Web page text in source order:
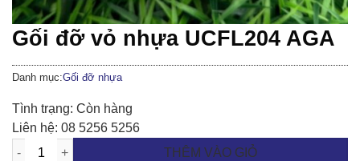
Gối đỡ vỏ nhựa UCFL204 AGA
Danh mục:Gối đỡ nhựa
Tình trạng: Còn hàng
Liên hệ: 08 5256 5256
THÊM VÀO GIỎ